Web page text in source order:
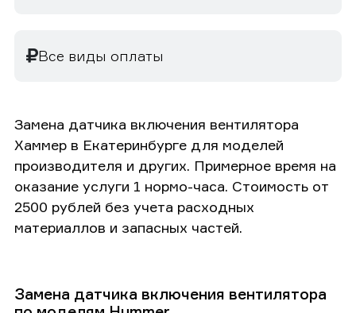
Все виды оплаты
Замена датчика включения вентилятора
Хаммер в Екатеринбурге для моделей
производителя и других. Примерное время на
оказание услуги 1 нормо-часа. Стоимость от
2500 рублей без учета расходных
материаллов и запасных частей.
Замена датчика включения вентилятора